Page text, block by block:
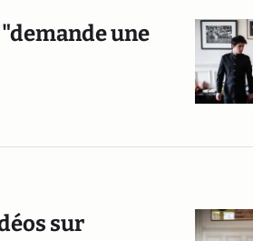
une
sur